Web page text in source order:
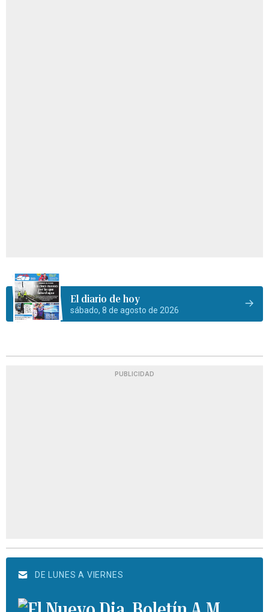
El diario de hoy
sábado, 8 de agosto de 2026
PUBLICIDAD
DE LUNES A VIERNES